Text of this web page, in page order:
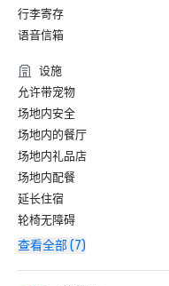
行李寄存
语音信箱
设施
允许带宠物
场地内安全
场地内的餐厅
场地内礼品店
场地内配餐
延长住宿
轮椅无障碍
查看全部 (7)